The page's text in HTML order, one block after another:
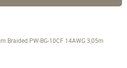
Braided PW-BG-10CF 14AWG 3,05m